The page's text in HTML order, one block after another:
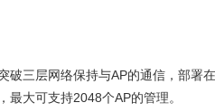
三层网络保持与AP的通信，部署
大可支持2048个AP的管理。